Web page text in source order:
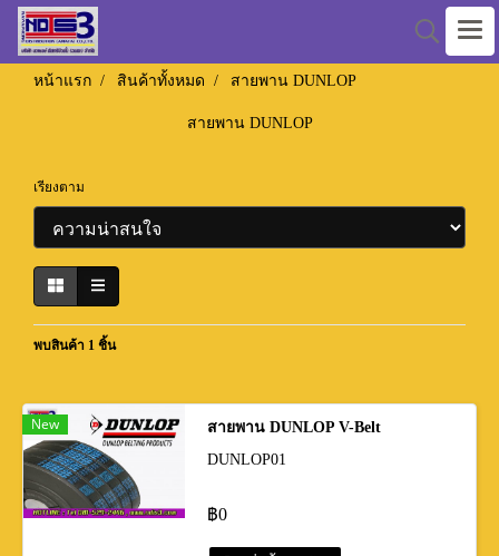
หน้าแรก สินค้าทั้งหมด สายพาน DUNLOP
สายพาน DUNLOP
เรียงตาม
พบสินค้า 1 ชิ้น
New
สายพาน DUNLOP V-Belt
DUNLOP01
฿0